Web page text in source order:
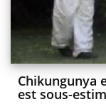
Chikungunya
est sous-